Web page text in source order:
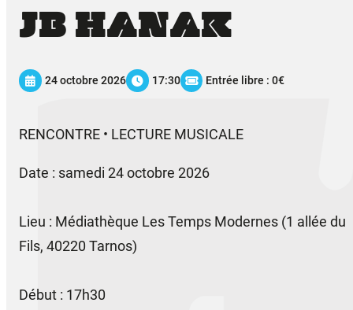
JB HANAK
24 octobre 2026 17:30 Entrée libre : 0€
RENCONTRE • LECTURE MUSICALE
Date : samedi 24 octobre 2026
Lieu : Médiathèque Les Temps Modernes (1 allée du
Fils, 40220 Tarnos)
Début : 17h30